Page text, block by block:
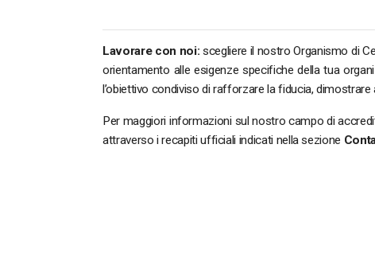
Lavorare con noi: scegliere il nostro Organismo di
orientamento alle esigenze specifiche della tua
l’obiettivo condiviso di rafforzare la fiducia,
Per maggiori informazioni sul nostro campo di
attraverso i recapiti ufficiali indicati nella sezione